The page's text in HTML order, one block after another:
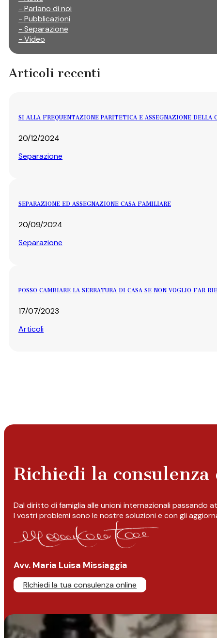
- Parlano di noi
- Pubblicazioni
- Separazione
- Video
Articoli recenti
SI ALLA FREQUENTAZIONE PARITETICA E ASSEGNAZIONE DELLA
20/12/2024
Separazione
SEPARAZIONE ED ASSEGNAZIONE CASA FAMILIARE
20/09/2024
Separazione
POSSO CAMBIARE LA SERRATURA DI CASA SE NON VOGLIO FAR
17/07/2023
Articoli
Richiedi la
Dal diritto di famiglia alle unioni internazionali passando
I vostri problemi sono le nostre soluzioni e con gli
Avv. Maria Luisa Missiaggia
RIchiedi la tua consulenza online